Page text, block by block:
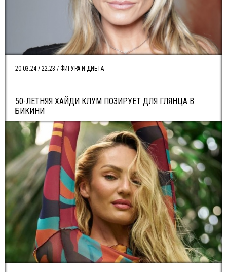
50-ЛЕТНЯЯ ХАЙДИ КЛУМ ПОЗИРУЕТ ДЛЯ ГЛЯНЦА В
БИКИНИ
20.03.24 / 22:23 / ФИГУРА И ДИЕТА